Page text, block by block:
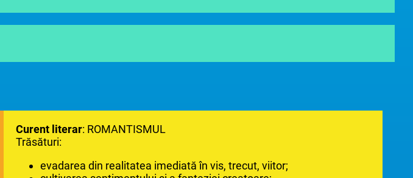
Curent literar: ROMANTISMUL
Trăsături:
evadarea din realitatea imediată în vis, trecut, viitor;